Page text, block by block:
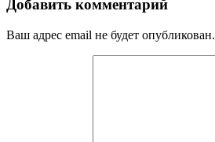
Добавить комментарий
Ваш адрес email не будет опубликован.